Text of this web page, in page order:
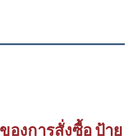
งการสั่งซื้อ ป้าย